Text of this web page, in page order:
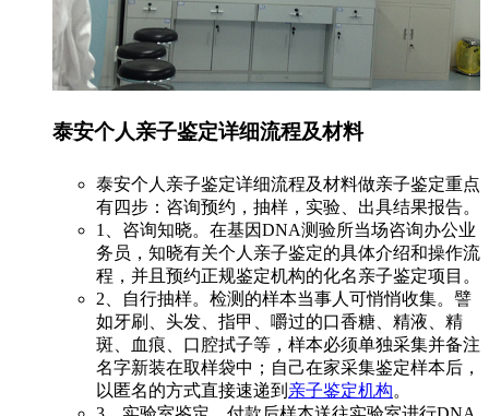
泰安个人亲子鉴定详细流程及材料
泰安个人亲子鉴定详细流程及材料做亲子鉴定重点
有四步：咨询预约，抽样，实验、出具结果报告。
1、咨询知晓。在基因DNA测验所当场咨询办公业
务员，知晓有关个人亲子鉴定的具体介绍和操作流
程，并且预约正规鉴定机构的化名亲子鉴定项目。
2、自行抽样。检测的样本当事人可悄悄收集。譬
如牙刷、头发、指甲、嚼过的口香糖、精液、精
斑、血痕、口腔拭子等，样本必须单独采集并备注
名字新装在取样袋中；自己在家采集鉴定样本后，
以匿名的方式直接速递到 亲子鉴定机构。